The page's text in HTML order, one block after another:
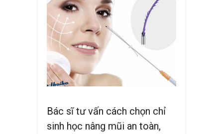
Bác sĩ tư vấn cách chọn chỉ
sinh học nâng mũi an toàn,